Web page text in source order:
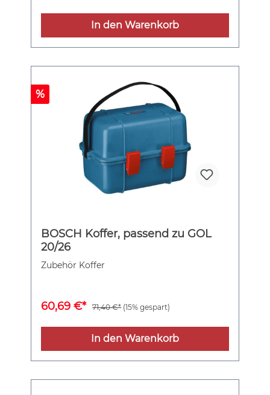
benötigte Ansicht zu erhalten, Ideal für raue
Baustellen dank Schutz gegen Staub,
Wasser und sonstige Flüssigkeiten
In den Warenkorb
%
BOSCH Koffer, passend zu GOL
20/26
Zubehör Koffer
60,69 €* 71,40 €* (15% gespart)
In den Warenkorb